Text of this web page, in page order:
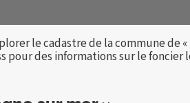
le cadastre de la commune de
des informations sur le foncier